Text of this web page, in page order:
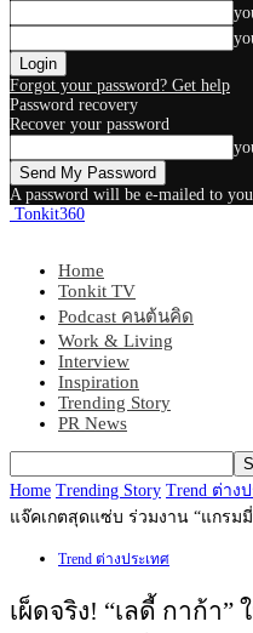
Forgot your password? Get help
Password recovery
Recover your password
A password will be e-mailed to
Tonkit360
Home
Tonkit TV
Podcast คนต้นคิด
Work & Living
Interview
Inspiration
Trending Story
PR News
Home Trending Story Trend ต่าง
แจ๊คเกตสุดแซ่บ ร่วมงาน “แกรม
Trend ต่างประเทศ
เผ็ดจริง! “เลดี้ กาก้า